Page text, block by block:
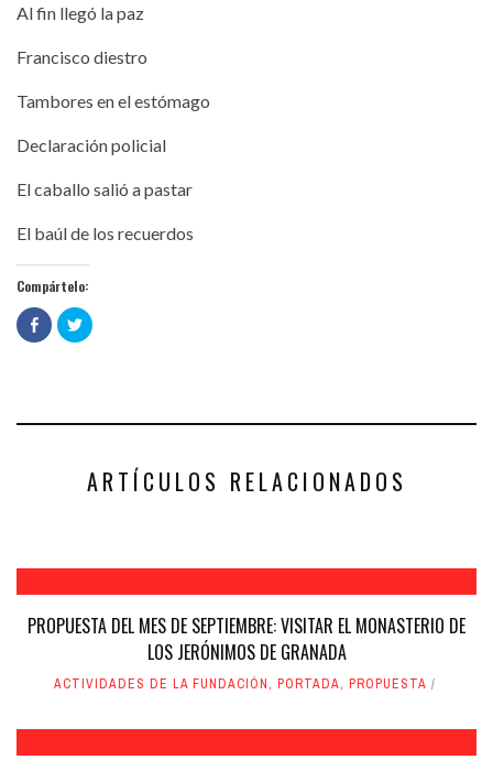
Al fin llegó la paz
Francisco diestro
Tambores en el estómago
Declaración policial
El caballo salió a pastar
El baúl de los recuerdos
Compártelo:
Haz
clic
para
en
Haz
clic
en
ARTÍCULOS RELACIONADOS
PROPUESTA DEL MES DE SEPTIEMBRE: VISITAR EL MONASTERIO DE
LOS JERÓNIMOS DE GRANADA
ACTIVIDADES DE LA FUNDACIÓN, PORTADA, PROPUESTA